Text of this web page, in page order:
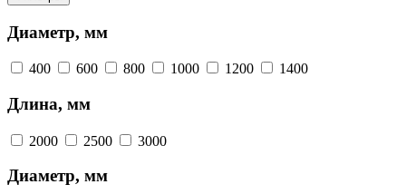
Диаметр, мм
400 600 800 1000 1200 1400
Длина, мм
2000 2500 3000
Диаметр, мм